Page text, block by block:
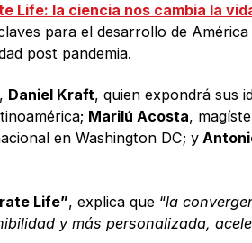
Life: la ciencia nos cambia la
para el desarrollo de
post pandemia.
Daniel Kraft, quien expondrá sus
Marilú Acosta,
en Washington DC; y
Life”, explica que “la
y más personalizada,